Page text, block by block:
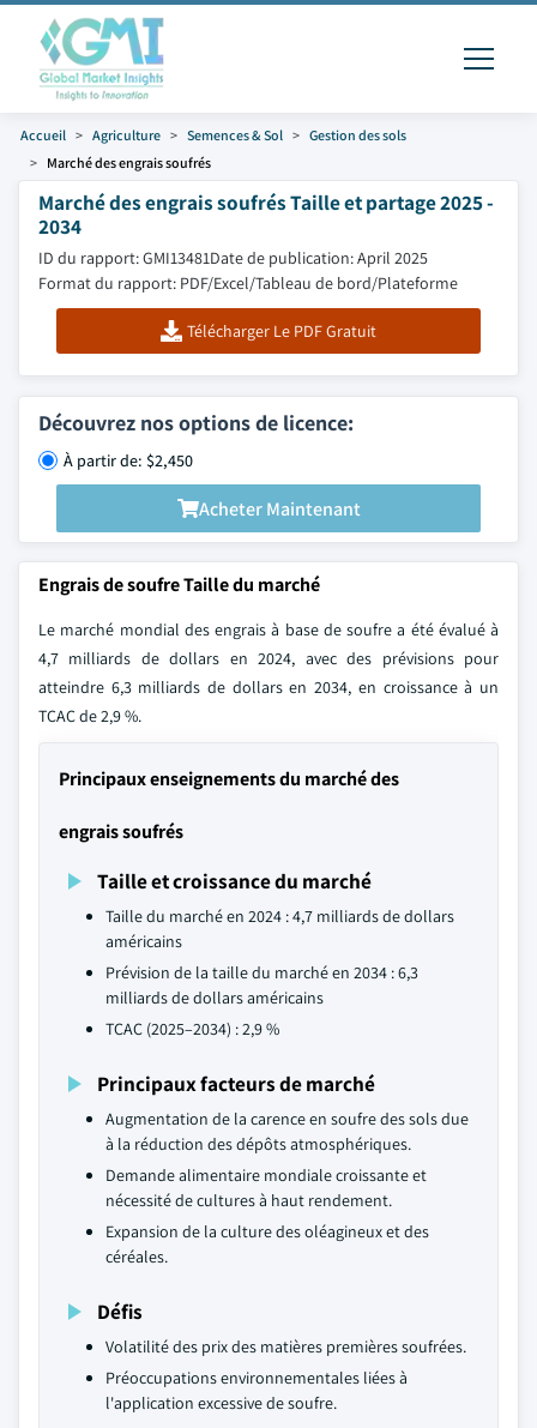
Accueil Agriculture Semences & Sol
Gestion des sols
Marché des engrais soufrés
Marché des engrais soufrés Taille et partage 2025 -
2034
ID du rapport: GMI13481Date de publication: April 2025
Format du rapport: PDF/Excel/Tableau de bord/Plateforme
Télécharger Le PDF Gratuit
Découvrez nos options de licence:
À partir de: $2,450
Acheter Maintenant
Engrais de soufre Taille du marché
Le marché mondial des engrais à base de soufre a été évalué à
4,7 milliards de dollars en 2024, avec des prévisions pour
atteindre 6,3 milliards de dollars en 2034, en croissance à un
TCAC de 2,9 %.
Principaux enseignements du marché des
engrais soufrés
Taille et croissance du marché
Taille du marché en 2024 : 4,7 milliards de dollars
américains
Prévision de la taille du marché en 2034 : 6,3
milliards de dollars américains
TCAC (2025–2034) : 2,9 %
Principaux facteurs de marché
Augmentation de la carence en soufre des sols due
à la réduction des dépôts atmosphériques.
Demande alimentaire mondiale croissante et
nécessité de cultures à haut rendement.
Expansion de la culture des oléagineux et des
céréales.
Défis
Volatilité des prix des matières premières soufrées.
Préoccupations environnementales liées à
l'application excessive de soufre.